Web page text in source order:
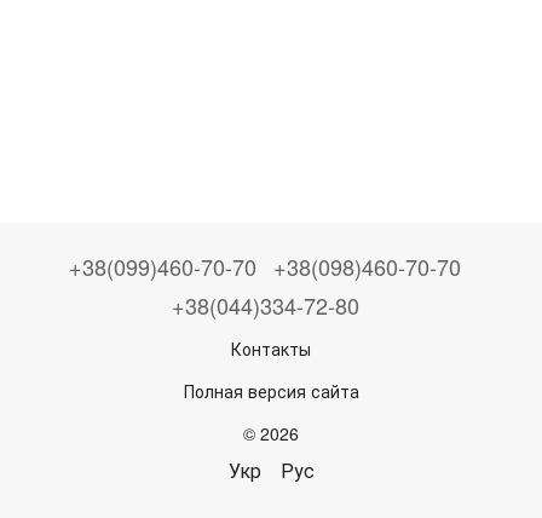
+38(099)460-70-70
+38(098)460-70-70
+38(044)334-72-80
Контакты
Полная версия сайта
© 2026
Укр Рус